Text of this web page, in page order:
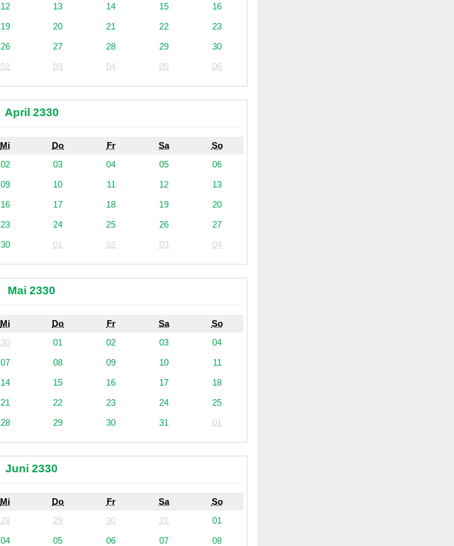
12 13 14 15
16
19 20 21 22
23
26 27 28 29
30
02 03 04 05 06
April 2330
Mi Do Fr Sa
So
02 03 04 05
06
09 10 11 12
13
16 17 18 19
20
23 24 25 26
27
30 01 02 03 04
Mai 2330
Mi Do Fr Sa
So
30 01 02 03
04
07 08 09 10
11
14 15 16 17
18
21 22 23 24
25
28 29 30 31 01
Juni 2330
Mi Do Fr Sa
So
28 29 30 31
01
04 05 06 07
08